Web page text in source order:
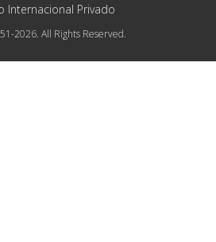
Internacional Privado
2026. All Rights Reserved.